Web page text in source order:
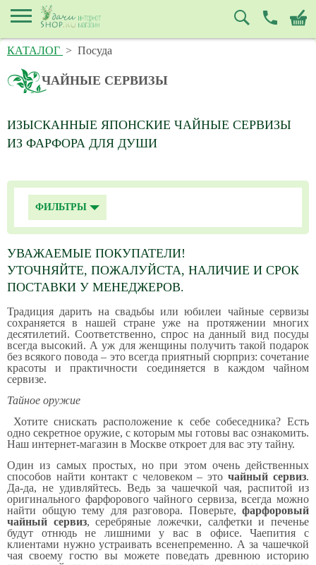
КАТАЛОГ > Посуда
ЧАЙНЫЕ СЕРВИЗЫ
ИЗЫСКАННЫЕ ЯПОНСКИЕ ЧАЙНЫЕ СЕРВИЗЫ
ИЗ ФАРФОРА ДЛЯ ДУШИ
ФИЛЬТРЫ
УВАЖАЕМЫЕ ПОКУПАТЕЛИ!
УТОЧНЯЙТЕ, ПОЖАЛУЙСТА, НАЛИЧИЕ И СРОК
ПОСТАВКИ У МЕНЕДЖЕРОВ.
Традиция дарить на свадьбы или юбилеи чайные сервизы
сохраняется в нашей стране уже на протяжении многих
десятилетий. Cоответственно, спрос на данный вид посуды
всегда высокий. А уж для женщины получить такой подарок
без всякого повода – это всегда приятный сюрприз: сочетание
красоты и практичности соединяется в каждом чайном
сервизе.
Тайное оружие
Хотите снискать расположение к себе собеседника? Есть
одно секретное оружие, с которым мы готовы вас ознакомить.
Наш интернет-магазин в Москве откроет для вас эту тайну.
Один из самых простых, но при этом очень действенных
способов найти контакт с человеком – эточайный сервиз.
Да-да, не удивляйтесь. Ведь за чашечкой чая, распитой из
оригинального фарфорового чайного сервиза, всегда можно
найти общую тему для разговора. Поверьте, фарфоровый
чайный сервиз, серебряные ложечки, салфетки и печенье
будут отнюдь не лишними у вас в офисе. Чаепития с
клиентами нужно устраивать всенепременно. А за чашечкой
чая своему гостю вы можете поведать древнюю историю